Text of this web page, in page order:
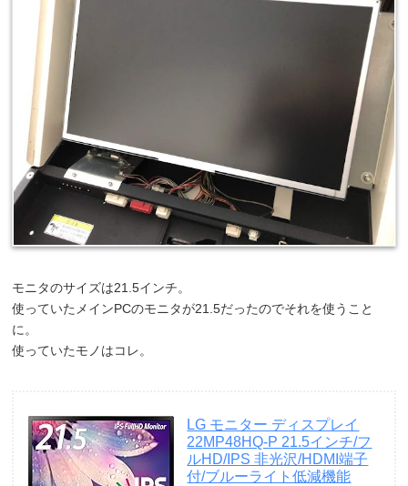
モニタのサイズは21.5インチ。
使っていたメインPCのモニタが21.5だったのでそれを使うこと
に。
使っていたモノはコレ。
LG モニター ディスプレイ
22MP48HQ-P 21.5インチ/フ
ルHD/IPS 非光沢/HDMI端子
付/ブルーライト低減機能